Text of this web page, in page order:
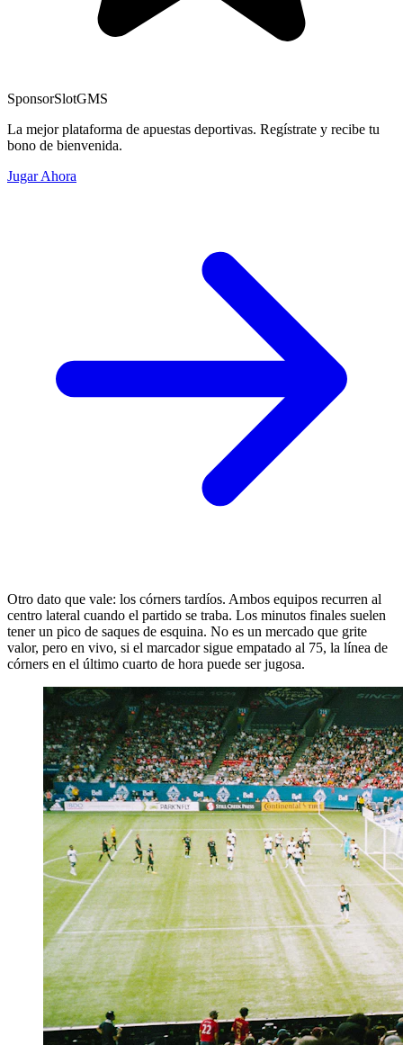
SponsorSlotGMS
La mejor plataforma de apuestas deportivas. Regístrate y recibe tu
bono de bienvenida.
Jugar Ahora
Otro dato que vale: los córners tardíos. Ambos equipos recurren al
centro lateral cuando el partido se traba. Los minutos finales suelen
tener un pico de saques de esquina. No es un mercado que grite
valor, pero en vivo, si el marcador sigue empatado al 75, la línea de
córners en el último cuarto de hora puede ser jugosa.